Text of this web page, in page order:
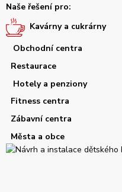
Naše řešení pro:
Kavárny a cukrárny
Obchodní centra
Restaurace
Hotely a penziony
Fitness centra
Zábavní centra
Města a obce